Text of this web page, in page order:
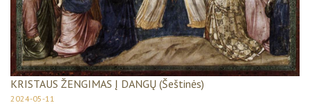
KRISTAUS ŽENGIMAS Į DANGŲ (Šeštinės)
2024-05-11